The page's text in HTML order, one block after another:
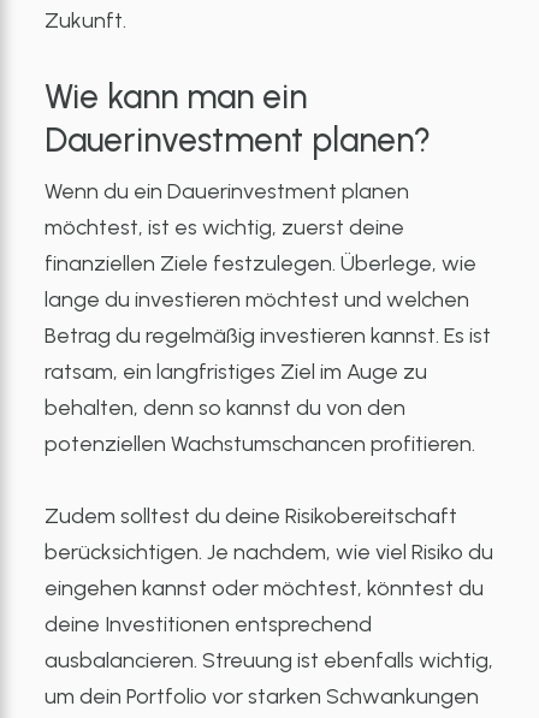
Zukunft.
Wie kann man ein
Dauerinvestment planen?
Wenn du ein Dauerinvestment planen
möchtest, ist es wichtig, zuerst deine
finanziellen Ziele festzulegen. Überlege, wie
lange du investieren möchtest und welchen
Betrag du regelmäßig investieren kannst. Es ist
ratsam, ein langfristiges Ziel im Auge zu
behalten, denn so kannst du von den
potenziellen Wachstumschancen profitieren.
Zudem solltest du deine Risikobereitschaft
berücksichtigen. Je nachdem, wie viel Risiko du
eingehen kannst oder möchtest, könntest du
deine Investitionen entsprechend
ausbalancieren. Streuung ist ebenfalls wichtig,
um dein Portfolio vor starken Schwankungen